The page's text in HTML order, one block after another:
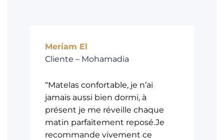
Meriam El
Cliente – Mohamadia
“Matelas confortable, je n’ai
jamais aussi bien dormi, à
présent je me réveille chaque
matin parfaitement reposé.Je
recommande vivement ce